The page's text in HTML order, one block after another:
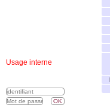
Usage interne